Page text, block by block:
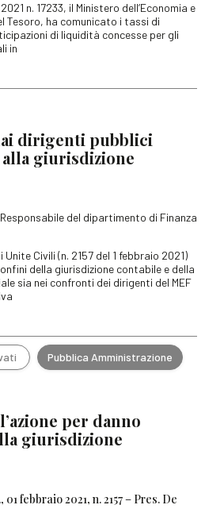
n. 17233, il Ministero dell’Economia e
Tesoro, ha comunicato i tassi di
di liquidità concesse per gli
in
dirigenti pubblici
giurisdizione
del dipartimento di Finanza
Civili (n. 2157 del 1 febbraio 2021)
della giurisdizione contabile e della
sia nei confronti dei dirigenti del MEF
Pubblica Amministrazione
per danno
giurisdizione
febbraio 2021, n. 2157 – Pres. De